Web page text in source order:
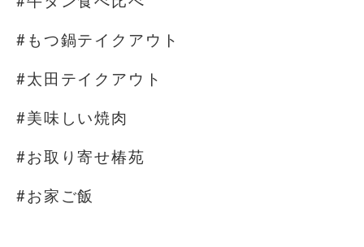
#もつ鍋テイクアウト
#太田テイクアウト
#美味しい焼肉
#お取り寄せ椿苑
#お家ご飯